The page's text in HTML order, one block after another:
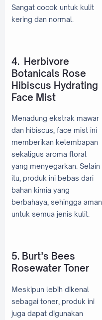
Sangat cocok untuk kulit
kering dan normal.
4. Herbivore
Botanicals Rose
Hibiscus Hydrating
Face Mist
Menadung ekstrak mawar
dan hibiscus, face mist ini
memberikan kelembapan
sekaligus aroma floral
yang menyegarkan. Selain
itu, produk ini bebas dari
bahan kimia yang
berbahaya, sehingga aman
untuk semua jenis kulit.
5. Burt’s Bees
Rosewater Toner
Meskipun lebih dikenal
sebagai toner, produk ini
juga dapat digunakan